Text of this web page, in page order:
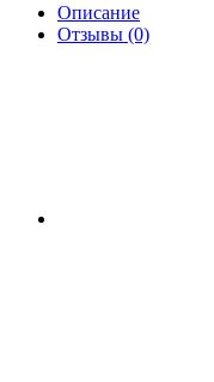
Описание
Отзывы (0)